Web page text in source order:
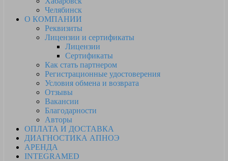
Челябинск
О КОМПАНИИ
Реквизиты
Лицензии и сертификаты
Лицензии
Сертификаты
Как стать партнером
Регистрационные удостоверения
Условия обмена и возврата
Отзывы
Вакансии
Благодарности
Авторы
ОПЛАТА И ДОСТАВКА
ДИАГНОСТИКА АПНОЭ
АРЕНДА
INTEGRAMED